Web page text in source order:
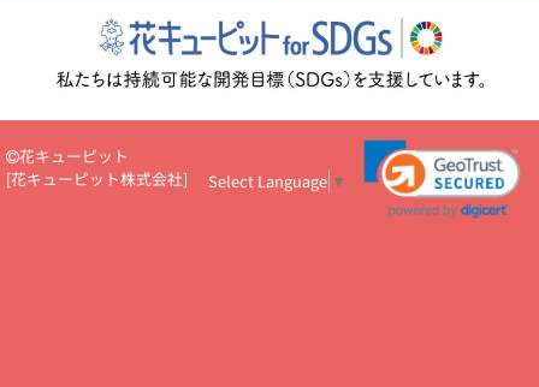
注目されている記事 365日の誕生花カレンダー
いのマナー
定年退職祝いのマナー
お祝いを贈るときのマナー・
花キューピットのお祝いコラム一覧
誕生日のお花を「色
彩心理学」で選ぶ方法
結婚祝いの予算相場
出産祝いお役立ち情
報
転職祝いのマナー基礎知識
ペットのお祝いワンポイントアド
お見舞いのマナーとル
ール
新築引っ越し祝いコラム お祝い花のマナー総まとめ
職
場上司や先輩へ贈るお祝い花の正解は？
開店祝いの花 選び方ガイ
花キューピット
[花キューピット株式会社] Select Language ▼